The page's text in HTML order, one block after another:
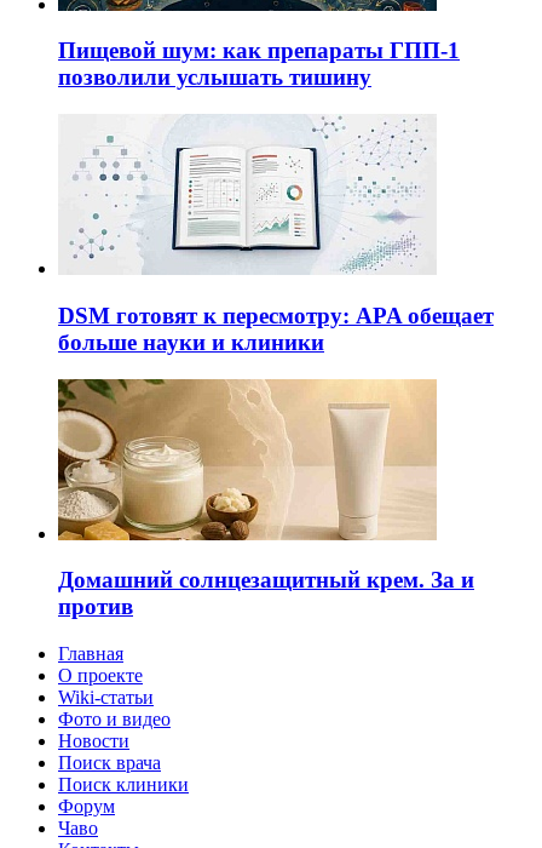
Пищевой шум: как препараты ГПП-1
позволили услышать тишину
DSM готовят к пересмотру: APA обещает
больше науки и клиники
Домашний солнцезащитный крем. За и
против
Главная
О проекте
Wiki-статьи
Фото и видео
Новости
Поиск врача
Поиск клиники
Форум
Чаво